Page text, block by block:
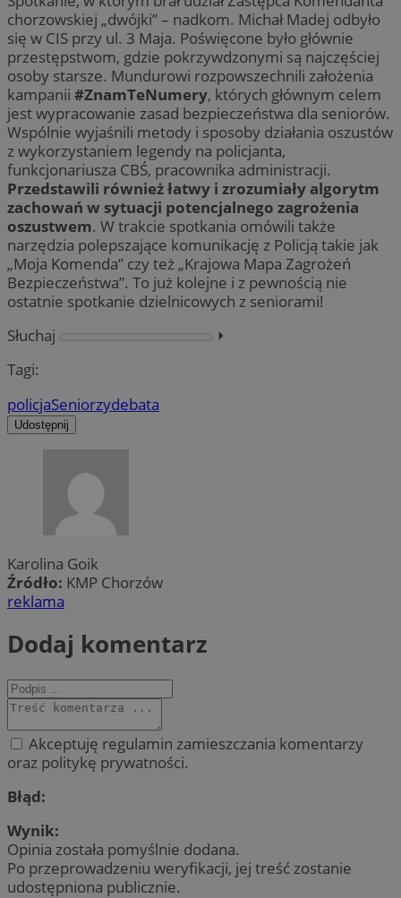
chorzowskiej „dwójki” – nadkom. Michał Madej odbyło
się w CIS przy ul. 3 Maja. Poświęcone było głównie
przestępstwom, gdzie pokrzywdzonymi są najczęściej
osoby starsze. Mundurowi rozpowszechnili założenia
kampanii #ZnamTeNumery, których głównym celem
jest wypracowanie zasad bezpieczeństwa dla seniorów.
Wspólnie wyjaśnili metody i sposoby działania oszustów
z wykorzystaniem legendy na policjanta,
funkcjonariusza CBŚ, pracownika administracji.
Przedstawili również łatwy i zrozumiały algorytm
zachowań w sytuacji potencjalnego zagrożenia
oszustwem. W trakcie spotkania omówili także
narzędzia polepszające komunikację z Policją takie jak
„Moja Komenda” czy też „Krajowa Mapa Zagrożeń
Bezpieczeństwa”. To już kolejne i z pewnością nie
ostatnie spotkanie dzielnicowych z seniorami!
Słuchaj
⏵︎
Tagi:
policjaSeniorzydebata
Udostępnij
Karolina Goik
Źródło: KMP Chorzów
reklama
Dodaj komentarz
Akceptuję regulamin zamieszczania komentarzy
oraz politykę prywatności.
Błąd:
Wynik:
Opinia została pomyślnie dodana.
Po przeprowadzeniu weryfikacji, jej treść zostanie
udostępniona publicznie.